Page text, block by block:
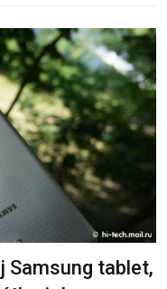
Samsung tablet,